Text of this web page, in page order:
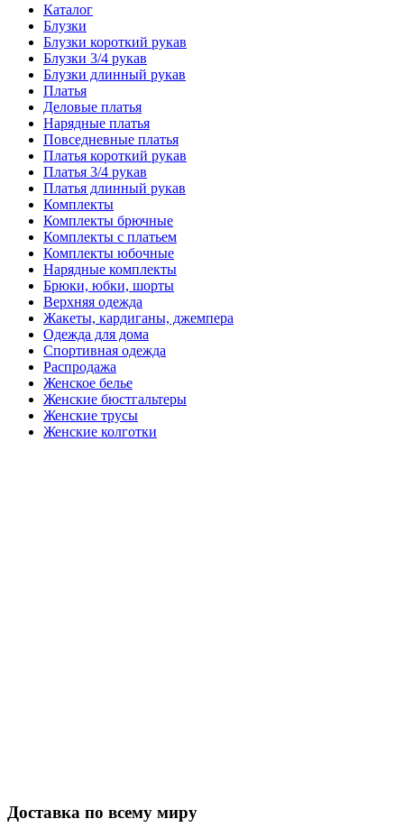
Каталог
Блузки
Блузки короткий рукав
Блузки 3/4 рукав
Блузки длинный рукав
Платья
Деловые платья
Нарядные платья
Повседневные платья
Платья короткий рукав
Платья 3/4 рукав
Платья длинный рукав
Комплекты
Комплекты брючные
Комплекты с платьем
Комплекты юбочные
Нарядные комплекты
Брюки, юбки, шорты
Верхняя одежда
Жакеты, кардиганы, джемпера
Одежда для дома
Спортивная одежда
Распродажа
Женское белье
Женские бюстгальтеры
Женские трусы
Женские колготки
Доставка по всему миру